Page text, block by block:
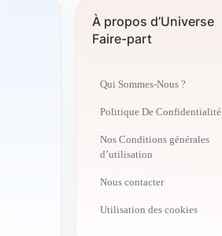
À propos d’Universe
Faire-part
Qui Sommes-Nous ?
Politique De Confidentialité
Nos Conditions générales
d’utilisation
Nous contacter
Utilisation des cookies